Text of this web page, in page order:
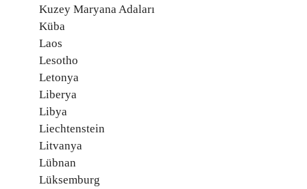
Kuzey Maryana Adaları
Küba
Laos
Lesotho
Letonya
Liberya
Libya
Liechtenstein
Litvanya
Lübnan
Lüksemburg